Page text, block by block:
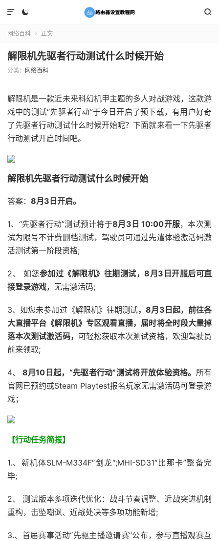
 

网络百科  正文
解限机先驱者行动测试什么时候开始
分类： 网络百科
解限机是一款近未来科幻机甲主题的多人对战游戏，这款游
戏中的测试“先驱者行动”于今日开启了预下载，有用户好奇
了先驱者行动测试什么时候开始呢？下面就来看一下先驱者
行动测试开启时间吧。
解限机先驱者行动测试什么时候开始
答案： 8月3日开启。
1、“先驱者行动”测试预计将于8月3日 10:00开服，本次测
试为限号不计费删档测试，驾驶员可通过先遣体验激活码激
活测试第一阶段资格;
2、 如您参加过《解限机》往期测试，8月3日开服后可直
接登录游戏，无需激活码;
3、如您未参加过《解限机》往期测试，8月3日起，前往各
大直播平台《解限机》专区观看直播，届时将全时段大量掉
落本次测试激活码， 可轻松获取本次测试资格，欢迎驾驶员
前来领取;
4、 8月10日起，“先驱者行动”测试将开放体验资格。 所有
官网已预约或Steam Playtest报名玩家无需激活码可登录游
戏；
【行动任务简报】
1.、新机体SLM-M334F“剑龙“;MHI-SD31“比那卡”整备完
毕;
2、 测试版本多项迭代优化：战斗节奏调整、近战突进机制
重构，击坠嘲讽、近战处决等多项功能新增;
3.、首届赛事活动“先驱主播邀请赛”公布，参与直播观赛互